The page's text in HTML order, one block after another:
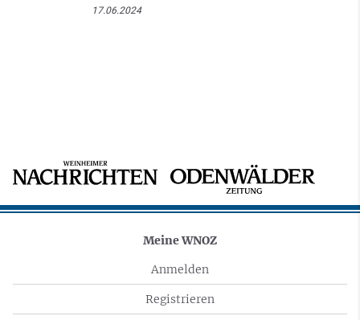
17.06.2024
Meine WNOZ
Anmelden
Registrieren